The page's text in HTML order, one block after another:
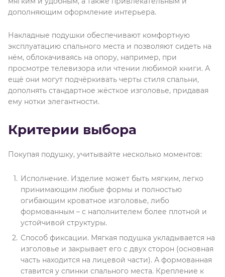
дополняющим оформление интерьера.
Накладные подушки обеспечивают комфортную
эксплуатацию спального места и позволяют сидеть на
нём, облокачиваясь на опору, например, при
просмотре телевизора или чтении любимой книги. А
ещё они могут подчёркивать черты стиля спальни,
дополнять стандартное жёсткое изголовье, придавая
ему нотки элегантности.
Критерии выбора
Покупая подушку, учитывайте несколько моментов:
Исполнение. Изделие может быть мягким, легко
принимающим любые формы и полностью
огибающим кроватное изголовье, либо
формованным – с наполнителем более плотной и
устойчивой структуры.
Способ фиксации. Мягкая подушка укладывается на
изголовье и закрывает его с двух сторон (основная
часть находится на лицевой части). А формованная
ставится у спинки спального места. Крепление к